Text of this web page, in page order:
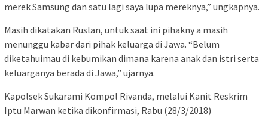
merek Samsung dan satu lagi saya lupa mereknya,” ungkapnya.
Masih dikatakan Ruslan, untuk saat ini pihakny a masih
menunggu kabar dari pihak keluarga di Jawa. “Belum
diketahuimau di kebumikan dimana karena anak dan istri serta
keluarganya berada di Jawa,” ujarnya.
Kapolsek Sukarami Kompol Rivanda, melalui Kanit Reskrim
Iptu Marwan ketika dikonfirmasi, Rabu (28/3/2018)